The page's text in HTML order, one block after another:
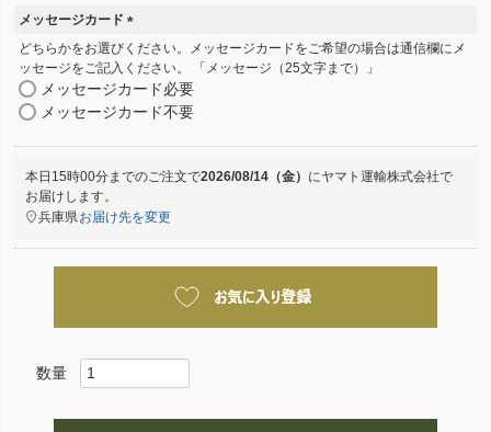
メッセージカード
(
必
どちらかをお選びください。メッセージカードをご希望の場合は通信欄にメ
ッセージをご記入ください。 「メッセージ（25文字まで）」
メッセージカード必要
メッセージカード不要
本日 15時00分までのご注文で2026/08/14（金） にヤマト運輸株式会社で
お届けします。
兵庫県 お届け先を変更